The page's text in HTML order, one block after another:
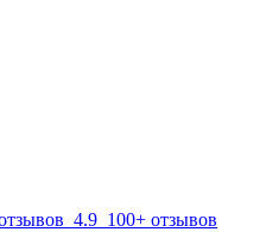
4.9 100+ отзывов